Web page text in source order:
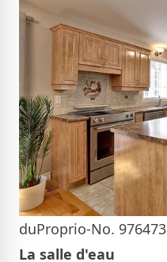
duProprio-No. 976473
La salle d'eau